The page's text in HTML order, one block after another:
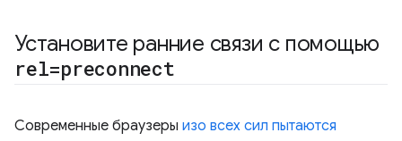
Установите ранние связи с помощью
rel=preconnect
Современные браузеры изо всех сил пытаются